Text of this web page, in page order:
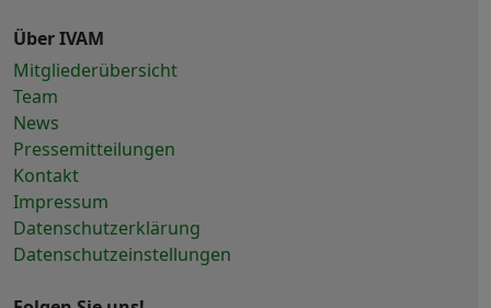
Über IVAM
Mitgliederübersicht
Team
News
Pressemitteilungen
Kontakt
Impressum
Datenschutzerklärung
Datenschutzeinstellungen